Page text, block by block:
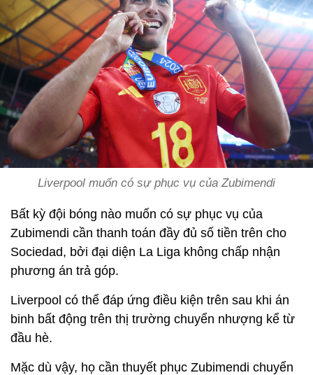
Liverpool muốn có sự phục vụ của Zubimendi
Bất kỳ đội bóng nào muốn có sự phục vụ của
Zubimendi cần thanh toán đầy đủ số tiền trên cho
Sociedad, bởi đại diện La Liga không chấp nhận
phương án trả góp.
Liverpool có thể đáp ứng điều kiện trên sau khi án
binh bất động trên thị trường chuyển nhượng kể từ
đầu hè.
Mặc dù vậy, họ cần thuyết phục Zubimendi chuyển